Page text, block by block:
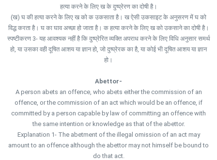
हत्या करने के लिए ख के दुष्प्रेरण का दोषी है।
(ख) घ की हत्या करने के लिए ख को क उकसाता है। ख ऐसी उकसाइट के अनुसरण में घ को
विद्ध करता है। घ का घाव अच्छा हो जाता है। क हत्या करने के लिए ख को उकसाने का दोषी है।
स्पष्टीकरण 3- यह आवश्यक नहीं है कि दुष्प्रेरित व्यक्ति अपराध करने के लिए विधि अनुसार समर्थ
हो, या उसका वही दूषित आशय या ज्ञान हो, जो दुष्प्रेरक का है, या कोई भी दूषित आशय या ज्ञान
हो।
Abettor-
A person abets an offence, who abets either the commission of an
offence, or the commission of an act which would be an offence, if
committed by a person capable by law of committing an offence with
the same intention or knowledge as that of the abettor.
Explanation 1- The abetment of the illegal omission of an act may
amount to an offence although the abettor may not himself be bound to
do that act.